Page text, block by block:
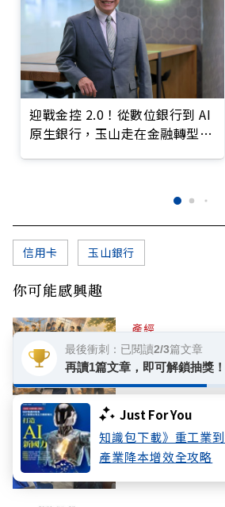
Just For You
知識包下載》重工業
產業降本增效全攻略
迎戰金控 2.0！從數位銀行到 AI
原生銀行，玉山走在金融轉型最
信用卡 玉山銀行
你可能感興趣
產經
走吧，一起去創業
教育
爸媽請這樣跟
辨「想要」與「
最後衝刺：已閱讀2/3篇文章
再讀1篇文章，即可解鎖抽獎！